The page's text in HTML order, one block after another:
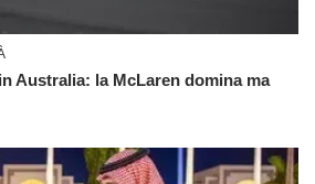
Australia: la McLaren domina ma